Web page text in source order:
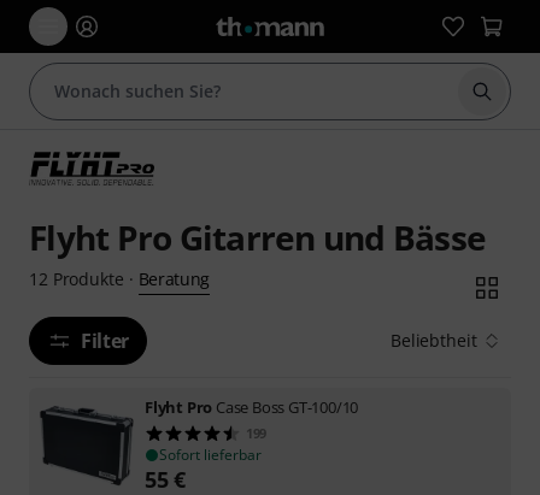
Suche
Flyht Pro Gitarren und Bässe
12 Produkte · Beratung
Filter Beliebtheit
Flyht Pro Case Boss GT-100/10
199
Sofort lieferbar
55€